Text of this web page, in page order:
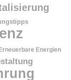
Erneuerbare Energien